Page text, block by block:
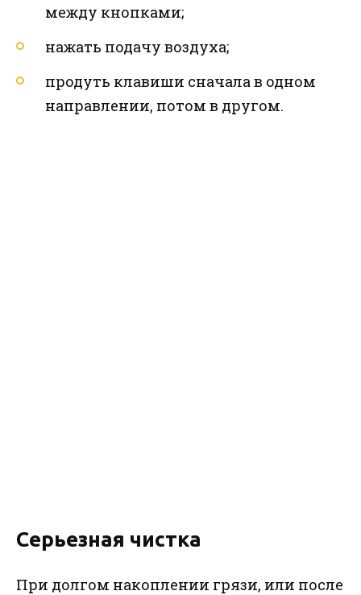
между кнопками;
нажать подачу воздуха;
продуть клавиши сначала в одном
направлении, потом в другом.
Серьезная чистка
При долгом накоплении грязи, или после